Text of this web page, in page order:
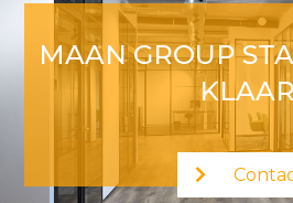
MAAN GROUP
KLAAR